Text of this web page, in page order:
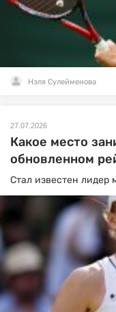
Нэля Сулейменова
27.07.2026
Какое место
обновленном
Стал известен лидер